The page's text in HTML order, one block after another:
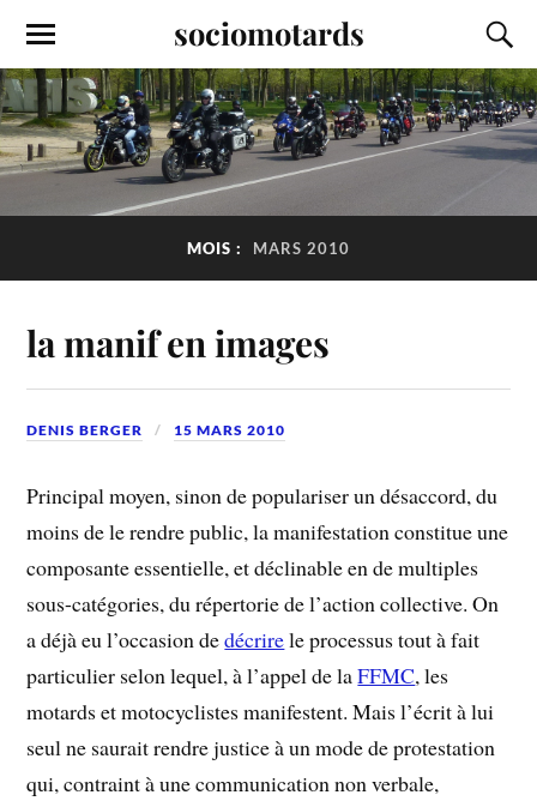
sociomotards
MOIS : MARS 2010
la manif en images
DENIS BERGER 15 MARS 2010
Principal moyen, sinon de populariser un désaccord, du
moins de le rendre public, la manifestation constitue une
composante essentielle, et déclinable en de multiples
sous-catégories, du répertorie de l’action collective. On
a déjà eu l’occasion dedécrirele processus tout à fait
particulier selon lequel, à l’appel de laFFMC, les
motards et motocyclistes manifestent. Mais l’écrit à lui
seul ne saurait rendre justice à un mode de protestation
qui, contraint à une communication non verbale,